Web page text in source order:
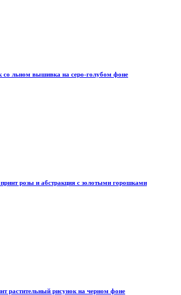
со льном вышивка на серо-голубом фоне
розы и абстракция с золотыми горошками
растительный рисунок на черном фоне